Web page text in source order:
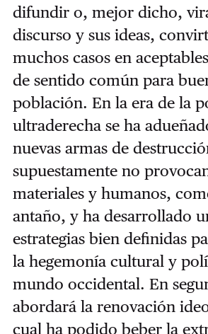
difundir o, mejor dicho,
discurso y sus ideas,
muchos casos en
de sentido común para
población. En la era de la
ultraderecha se ha
nuevas armas de
supuestamente no
materiales y humanos,
antaño, y ha desarrollado
estrategias bien definidas
la hegemonía cultural y
mundo occidental. En
abordará la renovación
cual ha podido beber la